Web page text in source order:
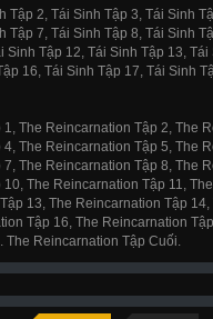
Tập 2, Tái Sinh Tập 3, Tái Sinh
Tập 7, Tái Sinh Tập 8, Tái Sinh
Sinh Tập 12, Tái Sinh Tập 13, Tái
16, Tái Sinh Tập 17, Tái Sinh
The Reincarnation Tập 2, The
The Reincarnation Tập 5, The
The Reincarnation Tập 8, The
The Reincarnation Tập 11,
13, The Reincarnation Tập
Tập 16, The Reincarnation
The Reincarnation Tập Cuối.